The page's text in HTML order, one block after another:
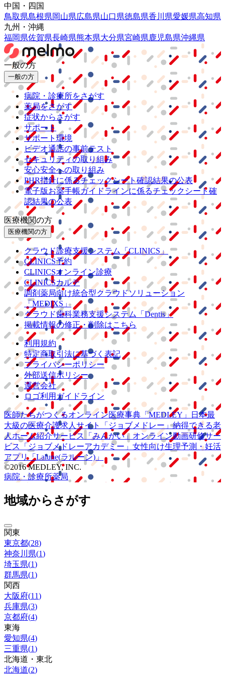
中国・四国
鳥取県島根県岡山県広島県山口県徳島県香川県愛媛県高知県
九州・沖縄
福岡県佐賀県長崎県熊本県大分県宮崎県鹿児島県沖縄県
一般の方
一般の方
病院・診療所をさがす
薬局をさがす
症状からさがす
サポート
サポート環境
ビデオ通話の事前テスト
セキュリティの取り組み
安心安全への取り組み
PHR指針に係るチェックシート確認結果の公表
電子版お薬手帳ガイドラインに係るチェックシート確
認結果の公表
医療機関の方
医療機関の方
クラウド診療支援システム
「CLINICS」
CLINICS予約
CLINICSオンライン診療
CLINICSカルテ
調剤薬局向け統合型クラウドソリューション
「MEDIXS」
クラウド歯科業務支援システム
「Dentis」
掲載情報の修正・削除はこちら
利用規約
特定商取引法に基づく表記
プライバシーポリシー
外部送信ポリシー
運営会社
ロゴ利用ガイドライン
医師たちがつくるオンライン医療事典 「MEDLEY」
日本最
大級の医療介護求人サイト 「ジョブメドレー」納得できる老
人ホーム紹介サービス
「みんかい」 オンライン動画研修サー
ビス
「ジョブメドレーアカデミー」 女性向け生理予測・妊活
アプリ「Lalune(ラルーン)」
©2016 MEDLEY, INC.
病院・診療所薬局
地域からさがす
関東
東京都(28)
神奈川県(1)
埼玉県(1)
群馬県(1)
関西
大阪府(11)
兵庫県(3)
京都府(4)
東海
愛知県(4)
三重県(1)
北海道・東北
北海道(2)